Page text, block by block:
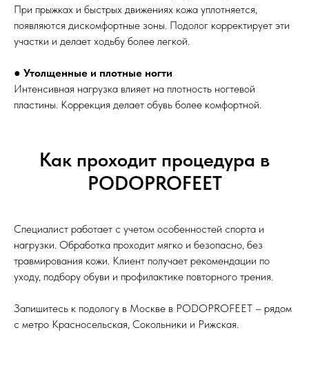
При прыжках и быстрых движениях кожа уплотняется,
появляются дискомфортные зоны. Подолог корректирует эти
участки и делает ходьбу более легкой.
● Утолщенные и плотные ногти
Интенсивная нагрузка влияет на плотность ногтевой
пластины. Коррекция делает обувь более комфортной.
Как проходит процедура в
PODOPROFEET
Специалист работает с учетом особенностей спорта и
нагрузки. Обработка проходит мягко и безопасно, без
травмирования кожи. Клиент получает рекомендации по
уходу, подбору обуви и профилактике повторного трения.
Запишитесь к подологу в Москве в PODOPROFEET – рядом
с метро Красносельская, Сокольники и Рижская.